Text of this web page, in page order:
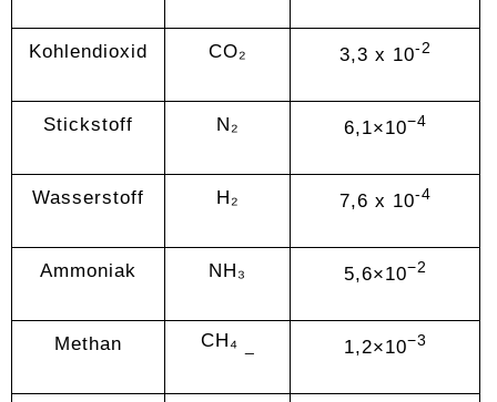
Kohlendioxid CO₂ 3,3 x 10-2
Stickstoff N₂ 6,1×10−4
Wasserstoff H₂ 7,6 x 10-4
Ammoniak NH₃ 5,6×10−2
Methan CH₄ 1,2×10−3